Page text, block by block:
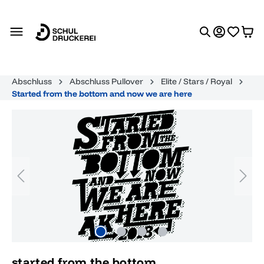
Abschluss Abschluss Pullover
Elite / Stars / Royal
Started from the bottom and now we are here
Bildergalerie überspringen